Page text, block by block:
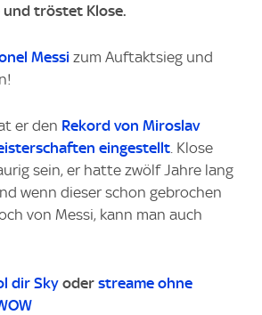
tröstet Klose.
Messi zum Auftaktsieg und
er den Rekord von Miroslav
eingestellt . Klose
sein, er hatte zwölf Jahre lang
wenn dieser schon gebrochen
von Messi, kann man auch
dir Sky oder streame ohne